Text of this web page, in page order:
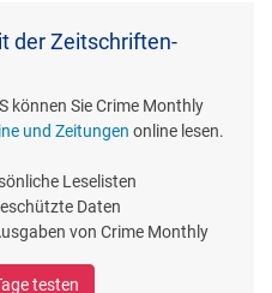
der Zeitschriften-
können Sie Crime Monthly
und Zeitungen online lesen.
Leselisten
Daten
von Crime Monthly
testen